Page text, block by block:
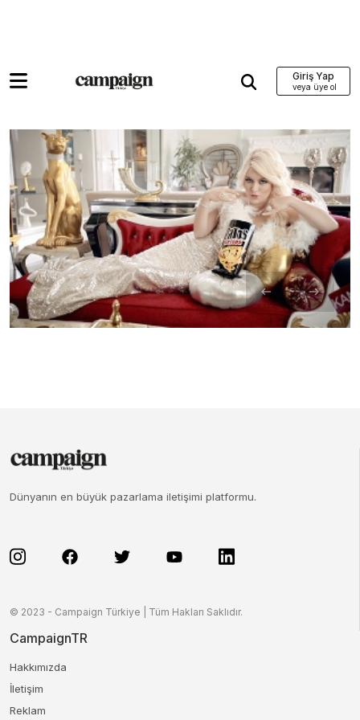
Giriş Yap
Dünyanın en büyük pazarlama iletişimi platformu.
© 2023 - Campaign Türkiye | Tüm Hakları Saklıdır.
CampaignTR
Hakkımızda
İletişim
Reklam